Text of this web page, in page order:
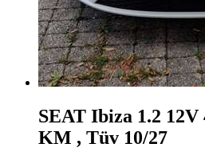
SEAT Ibiza 1.2
KM , Tüv 10/27